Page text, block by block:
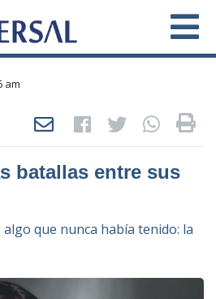
am
batallas entre sus
que nunca había tenido: la